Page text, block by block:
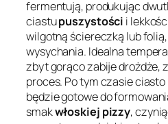
fermentują, produkując
ciastupuszystości i
wilgotną ściereczką lub
wysychania. Idealna
zbyt gorąco zabije drożdże,
proces. Po tym czasie
będzie gotowe do
smakwłoskiej pizzy,